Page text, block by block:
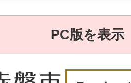
PC版を表示